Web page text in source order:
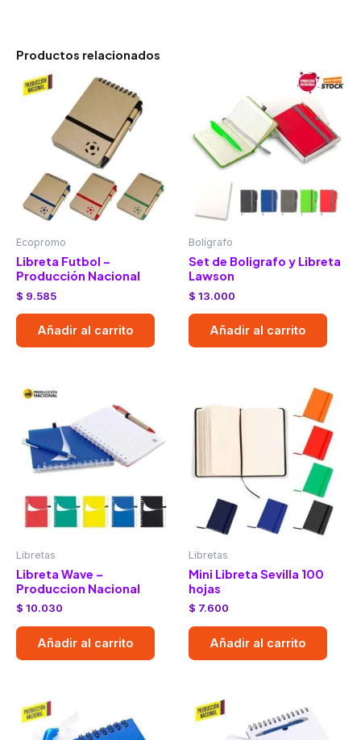
Productos relacionados
Ecopromo
Libreta Futbol –
Producción Nacional
$ 9.585
Añadir al carrito
Bolígrafo
Set de Boligrafo y Libreta
Lawson
$ 13.000
Añadir al carrito
Libretas
Libreta Wave –
Produccion Nacional
$ 10.030
Añadir al carrito
Libretas
Mini Libreta Sevilla 100
hojas
$ 7.600
Añadir al carrito